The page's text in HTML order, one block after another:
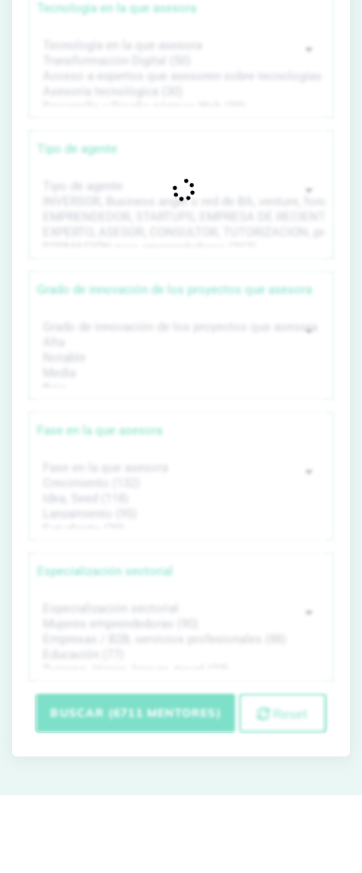
Tecnología en la que asesora
Tipo de agente
Grado de innovación de los proyectos que asesora
Fase en la que asesora
Especialización sectorial
BUSCAR (6711 MENTORES) Reset